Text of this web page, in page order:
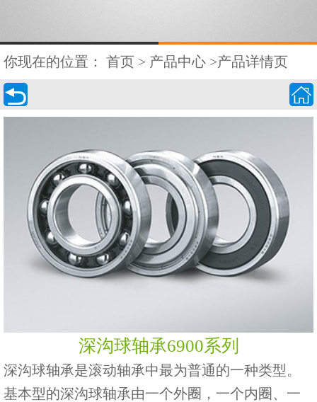
你现在的位置： 首页 > 产品中心 >产品详情页
 
深沟球轴承6900系列
深沟球轴承是滚动轴承中最为普通的一种类型。
基本型的深沟球轴承由一个外圈，一个内圈、一